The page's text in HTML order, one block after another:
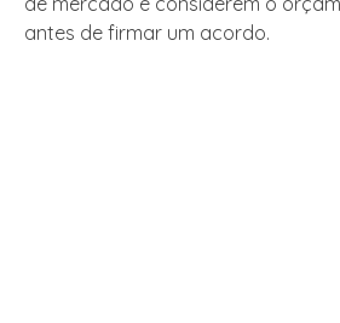
antes de firmar um acordo.